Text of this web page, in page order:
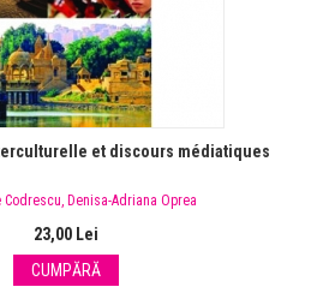
et discours médiatiques
Codrescu, Denisa-Adriana Oprea
23,00 Lei
CUMPĂRĂ